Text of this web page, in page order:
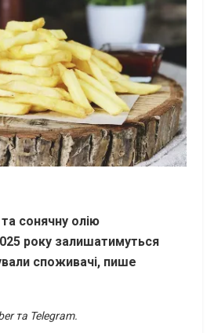
сонячну олію
року залишатимуться
споживачі, пише
та Telegram.